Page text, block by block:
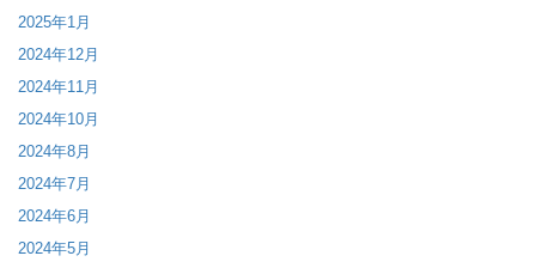
2025年1月
2024年12月
2024年11月
2024年10月
2024年8月
2024年7月
2024年6月
2024年5月